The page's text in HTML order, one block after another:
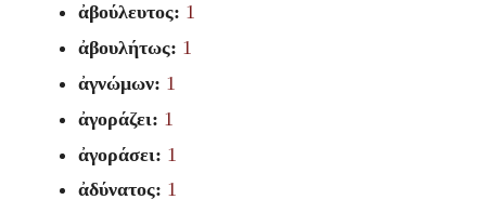
ἀβούλευτος: 1
ἀβουλήτως: 1
ἀγνώμων: 1
ἀγοράζει: 1
ἀγοράσει: 1
ἀδύνατος: 1